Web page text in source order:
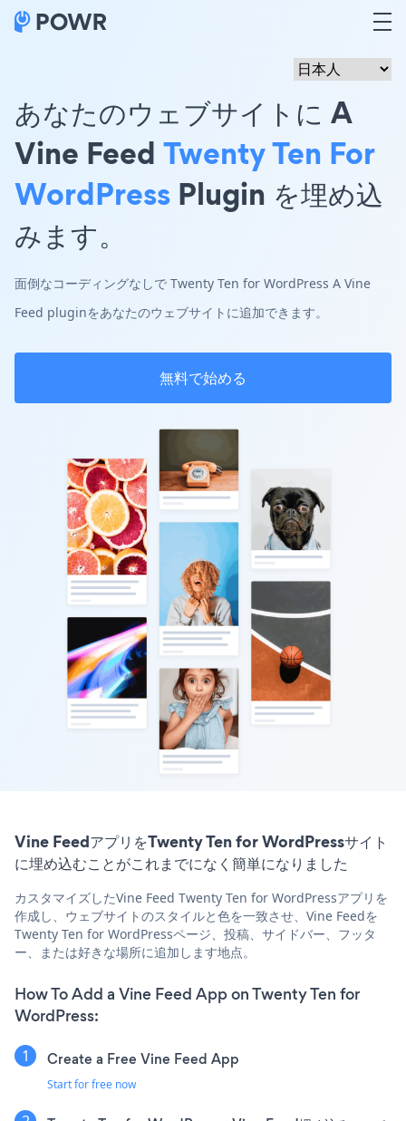
あなたのウェブサイトに A
Vine Feed Twenty Ten For
WordPress Plugin を埋め込
みます。
面倒なコーディングなしで Twenty Ten for WordPress A Vine
Feed pluginをあなたのウェブサイトに追加できます。
無料で始める
Vine FeedアプリをTwenty Ten for WordPressサイト
に埋め込むことがこれまでになく簡単になりました
カスタマイズしたVine Feed Twenty Ten for WordPressアプリを
作成し、ウェブサイトのスタイルと色を一致させ、Vine Feedを
Twenty Ten for WordPressページ、投稿、サイドバー、フッタ
ー、または好きな場所に追加します地点。
How To Add a Vine Feed App on Twenty Ten for
WordPress:
Create a Free Vine Feed App
Start for free now